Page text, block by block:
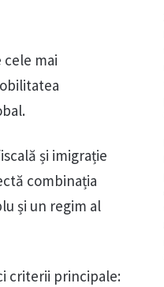
mai
și imigrație
combinația
și un regim al
criterii principale: